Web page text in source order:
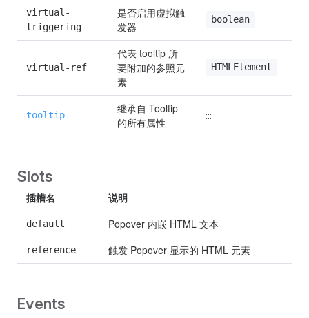
virtual-
triggering
是否启用虚拟触
发器
boolean
virtual-ref
代表 tooltip 所
要附加的参照元
素
HTMLElement
tooltip
继承自 Tooltip
的所有属性
:::
Slots
插槽名 说明
default Popover 内嵌 HTML 文本
reference 触发 Popover 显示的 HTML 元素
Events